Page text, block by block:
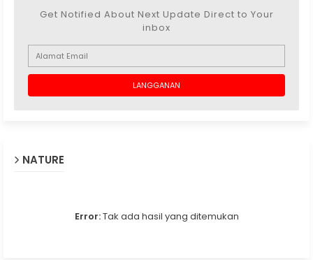
Get Notified About Next Update Direct to Your
inbox
NATURE
Error:Tak ada hasil yang ditemukan